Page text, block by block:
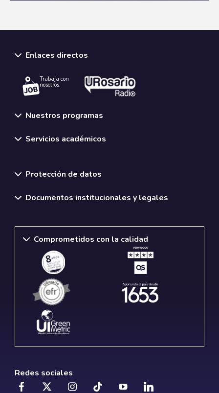
Enlaces directos
Trabaja con
nosotros.
Nuestros programas
Servicios académicos
Protección de datos
Documentos institucionales y legales
Comprometidos con la calidad
Redes sociales